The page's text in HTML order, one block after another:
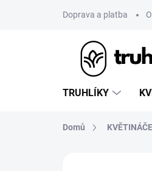
Doprava a platba
TRUHLÍKY
Domů KVĚTINÁČE